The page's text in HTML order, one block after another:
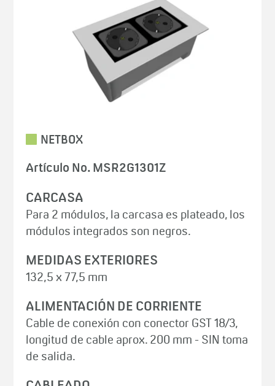
NETBOX
Artículo No. MSR2G1301Z
CARCASA
Para 2 módulos, la carcasa es plateado, los
módulos integrados son negros.
MEDIDAS EXTERIORES
132,5 x 77,5 mm
ALIMENTACIÓN DE CORRIENTE
Cable de conexión con conector GST 18/3,
longitud de cable aprox. 200 mm - SIN toma
de salida.